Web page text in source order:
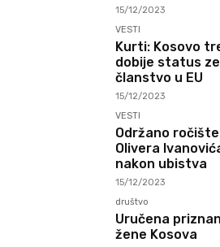
15/12/2023
VESTI
Kurti: Kosovo
dobije status
članstvo u EU
15/12/2023
VESTI
Održano
Olivera
nakon ubistva
15/12/2023
društvo
Uručena
žene Kosova